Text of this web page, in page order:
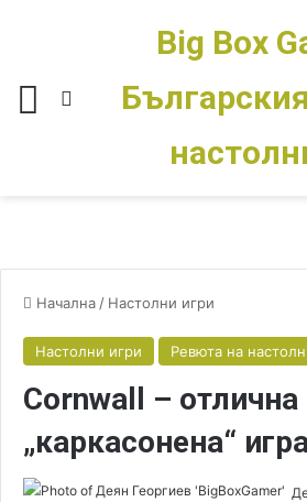
Меню Switch skin
Big Box
Начална / Настолни игри
Настолни игри Ревюта на
Cornwall – отлична
„каркасонена“